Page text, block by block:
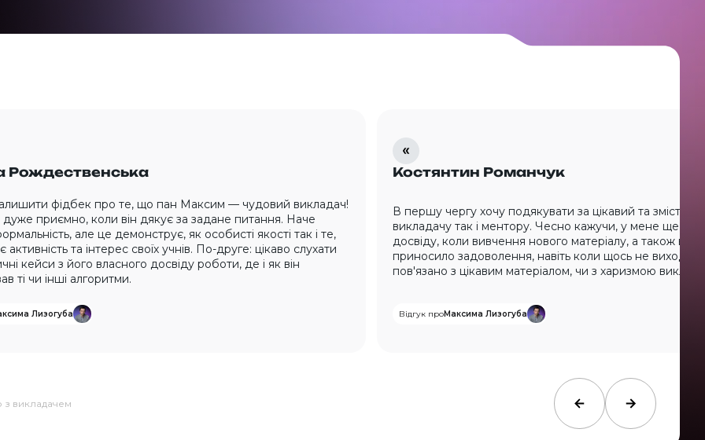
Рождественська
фідбек про те, що пан Максим — чудовий викладач!
приємно, коли він дякує за задане питання. Наче
але це демонструє, як особисті якості так і те,
активність та інтерес своїх учнів. По-друге: цікаво слухати
кейси з його власного досвіду роботи, де і як він
ті чи інші алгоритми.
Лизогуба
Костянтин Романчук
В першу чергу хочу подякувати за цікавий та
викладачу так і ментору. Чесно кажучи, у мене ще не
досвіду, коли вивчення нового матеріалу, а також
приносило задоволення, навіть коли щось не
пов'язано з цікавим матеріалом, чи з харизмою
Відгук проМаксима Лизогуба
з викладачем